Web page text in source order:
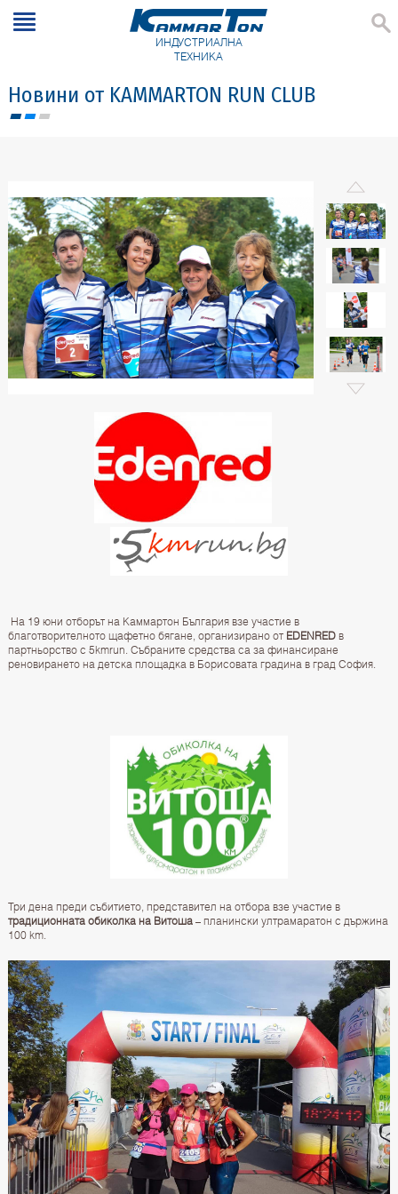
ИНДУСТРИАЛНА
ТЕХНИКА
Новини от KAMMARTON RUN CLUB
На 19 юни отборът на Каммартон България взе участие в
благотворителното щафетно бягане, организирано от EDENRED в
партньорство с 5kmrun. Събраните средства са за финансиране
реновирането на детска площадка в Борисовата градина в град София.
Три дена преди събитието, представител на отбора взе участие в
традиционната обиколка на Витоша– планински ултрамаратон с държина
100 km.